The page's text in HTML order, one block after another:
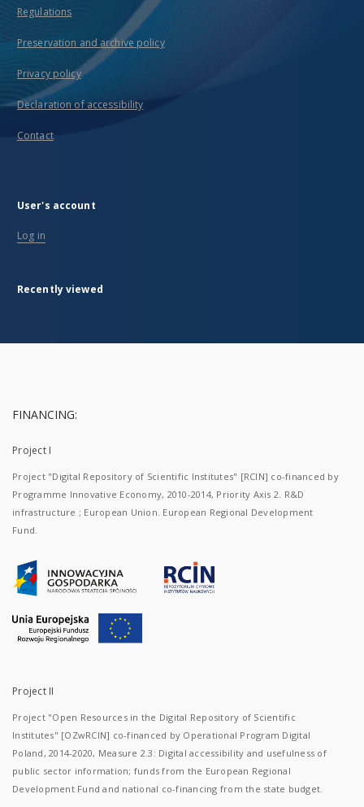
Regulations
Preservation and archive policy
Privacy policy
Declaration of accessibility
Contact
User's account
Log in
Recently viewed
FINANCING:
Project I
Project "Digital Repository of Scientific Institutes" [RCIN] co-financed by
Programme Innovative Economy, 2010-2014, Priority Axis 2. R&D
infrastructure ; European Union. European Regional Development
Fund.
Project II
Project "Open Resources in the Digital Repository of Scientific
Institutes" [OZwRCIN] co-financed by Operational Program Digital
Poland, 2014-2020, Measure 2.3: Digital accessibility and usefulness of
public sector information; funds from the European Regional
Development Fund and national co-financing from the state budget.